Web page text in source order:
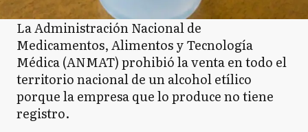
La Administración Nacional de
Medicamentos, Alimentos y Tecnología
Médica (ANMAT) prohibió la venta en todo el
territorio nacional de un alcohol etílico
porque la empresa que lo produce no tiene
registro.